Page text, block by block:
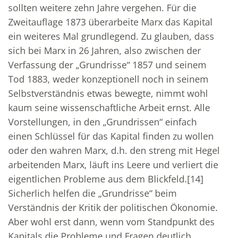
sollten weitere zehn Jahre vergehen. Für die
Zweitauflage 1873 überarbeite Marx das Kapital
ein weiteres Mal grundlegend. Zu glauben, dass
sich bei Marx in 26 Jahren, also zwischen der
Verfassung der „Grundrisse“ 1857 und seinem
Tod 1883, weder konzeptionell noch in seinem
Selbstverständnis etwas bewegte, nimmt wohl
kaum seine wissenschaftliche Arbeit ernst. Alle
Vorstellungen, in den „Grundrissen“ einfach
einen Schlüssel für das Kapital finden zu wollen
oder den wahren Marx, d.h. den streng mit Hegel
arbeitenden Marx, läuft ins Leere und verliert die
eigentlichen Probleme aus dem Blickfeld.[14]
Sicherlich helfen die „Grundrisse“ beim
Verständnis der Kritik der politischen Ökonomie.
Aber wohl erst dann, wenn vom Standpunkt des